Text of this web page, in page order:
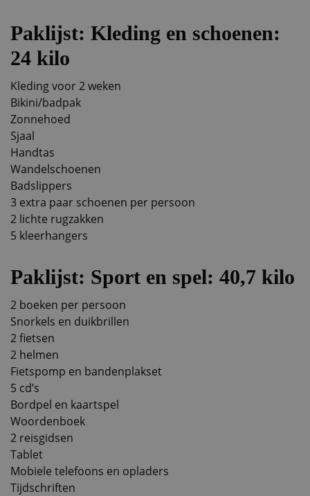
Paklijst: Kleding en schoenen:
24 kilo
Kleding voor 2 weken
Bikini/badpak
Zonnehoed
Sjaal
Handtas
Wandelschoenen
Badslippers
3 extra paar schoenen per persoon
2 lichte rugzakken
5 kleerhangers
Paklijst: Sport en spel: 40,7 kilo
2 boeken per persoon
Snorkels en duikbrillen
2 fietsen
2 helmen
Fietspomp en bandenplakset
5 cd’s
Bordpel en kaartspel
Woordenboek
2 reisgidsen
Tablet
Mobiele telefoons en opladers
Tijdschriften